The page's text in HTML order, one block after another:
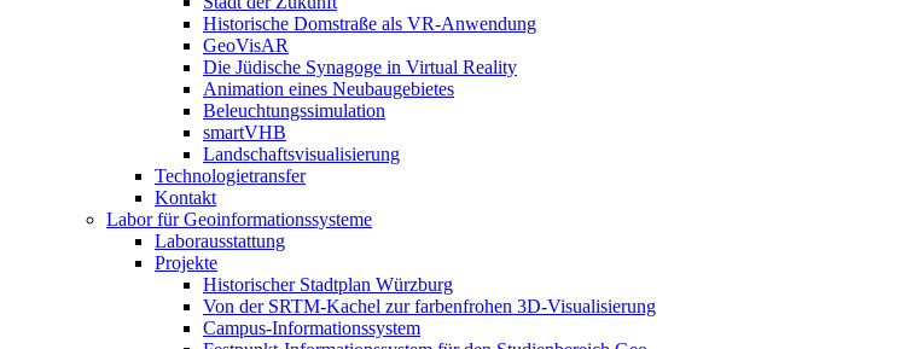
Historische Domstraße als VR-Anwendung
GeoVisAR
Die Jüdische Synagoge in Virtual Reality
Animation eines Neubaugebietes
Beleuchtungssimulation
smartVHB
Landschaftsvisualisierung
Technologietransfer
Kontakt
Labor für Geoinformationssysteme
Laborausstattung
Projekte
Historischer Stadtplan Würzburg
Von der SRTM-Kachel zur farbenfrohen 3D-Visualisierung
Campus-Informationssystem